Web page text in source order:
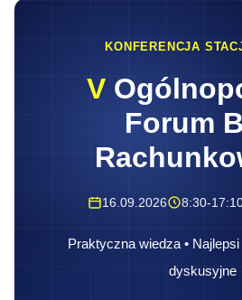
KONFERENCJA
V
Forum
16.09.2026 8:30-
Praktyczna wiedza • Najlepsi
dyskusyjne